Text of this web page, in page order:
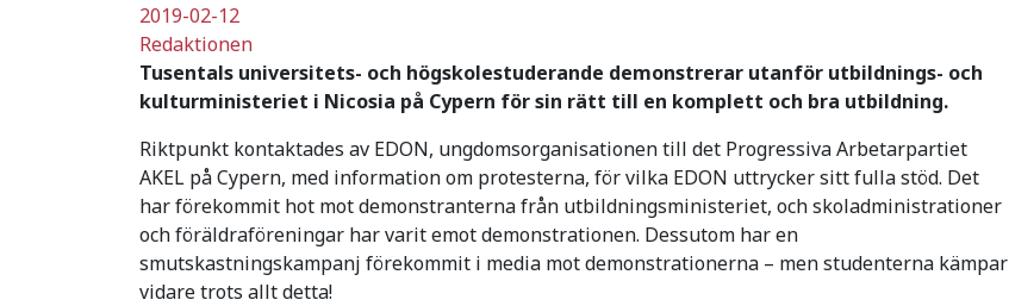
2019-02-12
Redaktionen
Tusentals universitets- och högskolestuderande demonstrerar utanför utbildnings- och
kulturministeriet i Nicosia på Cypern för sin rätt till en komplett och bra utbildning.
Riktpunkt kontaktades av EDON, ungdomsorganisationen till det Progressiva Arbetarpartiet
AKEL på Cypern, med information om protesterna, för vilka EDON uttrycker sitt fulla stöd. Det
har förekommit hot mot demonstranterna från utbildningsministeriet, och skoladministrationer
och föräldraföreningar har varit emot demonstrationen. Dessutom har en
smutskastningskampanj förekommit i media mot demonstrationerna – men studenterna kämpar
vidare trots allt detta!